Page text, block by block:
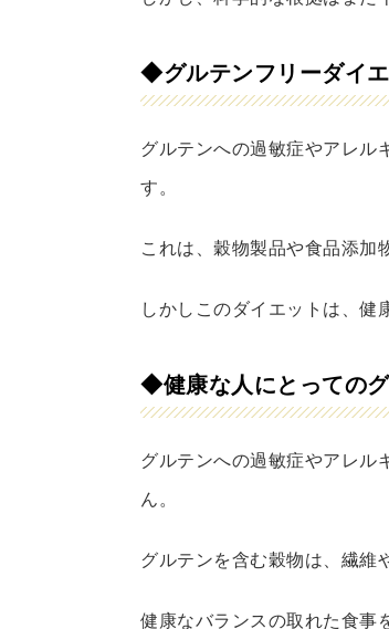
◆グルテンフリーダイ
グルテンへの過敏症やアレル
す。
これは、穀物製品や食品添加
しかしこのダイエットは、健
◆健康な人にとっての
グルテンへの過敏症やアレル
ん。
グルテンを含む穀物は、繊維
健康なバランスの取れた食事